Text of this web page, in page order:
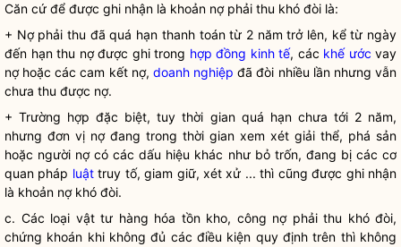
Căn cứ để được ghi nhận là khoản nợ phải thu khó đòi là:
+ Nợ phải thu đã quá hạn thanh toán từ 2 năm trở lên, kể từ ngày
đến hạn thu nợ được ghi trong hợp đồng kinh tế, các khế ước vay
nợ hoặc các cam kết nợ, doanh nghiệp đã đòi nhiều lần nhưng vẫn
chưa thu được nợ.
+ Trường hợp đặc biệt, tuy thời gian quá hạn chưa tới 2 năm,
nhưng đơn vị nợ đang trong thời gian xem xét giải thể, phá sản
hoặc người nợ có các dấu hiệu khác như bỏ trốn, đang bị các cơ
quan pháp luậttruy tố, giam giữ, xét xử ... thì cũng được ghi nhận
là khoản nợ khó đòi.
c. Các loại vật tư hàng hóa tồn kho, công nợ phải thu khó đòi,
chứng khoán khi không đủ các điều kiện quy định trên thì không